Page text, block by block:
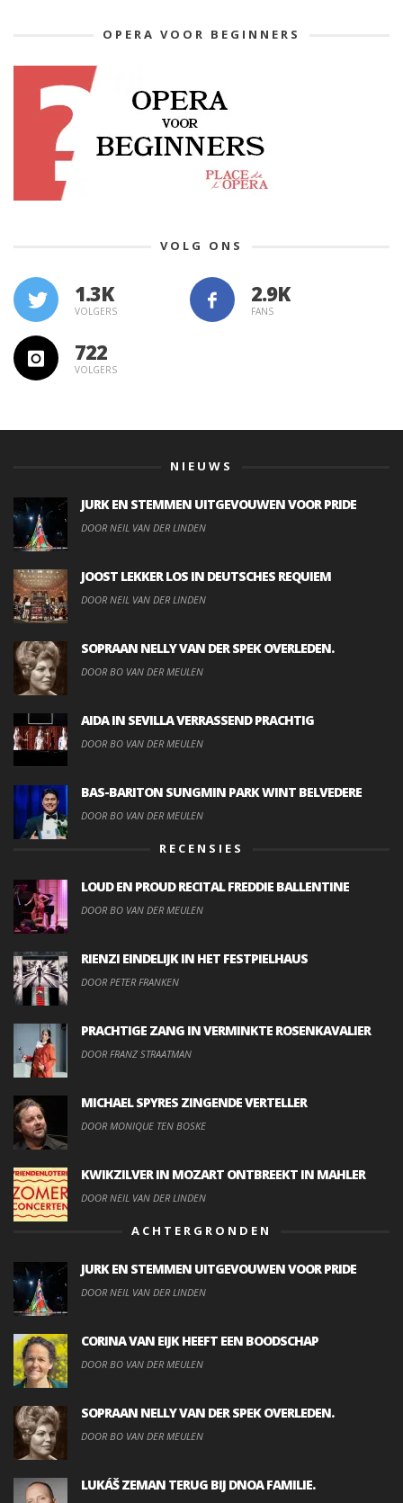
OPERA VOOR BEGINNERS
VOLG ONS
1.3K
VOLGERS FANS
722
VOLGERS
NIEUWS
JURK EN STEMMEN UITGEVOUWEN VOOR PRIDE
DOOR NEIL VAN DER LINDEN
JOOST LEKKER LOS IN DEUTSCHES REQUIEM
DOOR NEIL VAN DER LINDEN
SOPRAAN NELLY VAN DER SPEK OVERLEDEN.
DOOR BO VAN DER MEULEN
AIDA IN SEVILLA VERRASSEND PRACHTIG
DOOR BO VAN DER MEULEN
BAS-BARITON SUNGMIN PARK WINT BELVEDERE
DOOR BO VAN DER MEULEN
RECENSIES
LOUD EN PROUD RECITAL FREDDIE BALLENTINE
DOOR BO VAN DER MEULEN
RIENZI EINDELIJK IN HET FESTPIELHAUS
DOOR PETER FRANKEN
PRACHTIGE ZANG IN VERMINKTE ROSENKAVALIER
DOOR FRANZ STRAATMAN
MICHAEL SPYRES ZINGENDE VERTELLER
DOOR MONIQUE TEN BOSKE
KWIKZILVER IN MOZART ONTBREEKT IN MAHLER
DOOR NEIL VAN DER LINDEN
ACHTERGRONDEN
JURK EN STEMMEN UITGEVOUWEN VOOR PRIDE
DOOR NEIL VAN DER LINDEN
CORINA VAN EIJK HEEFT EEN BOODSCHAP
DOOR BO VAN DER MEULEN
SOPRAAN NELLY VAN DER SPEK OVERLEDEN.
DOOR BO VAN DER MEULEN
LUKÁŠ ZEMAN TERUG BIJ DNOA FAMILIE.